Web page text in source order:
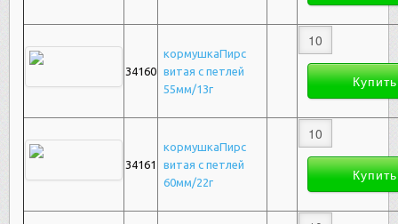
34160
кормушкаПирс
витая с петлей
55мм/13г
34161
кормушкаПирс
витая с петлей
60мм/22г